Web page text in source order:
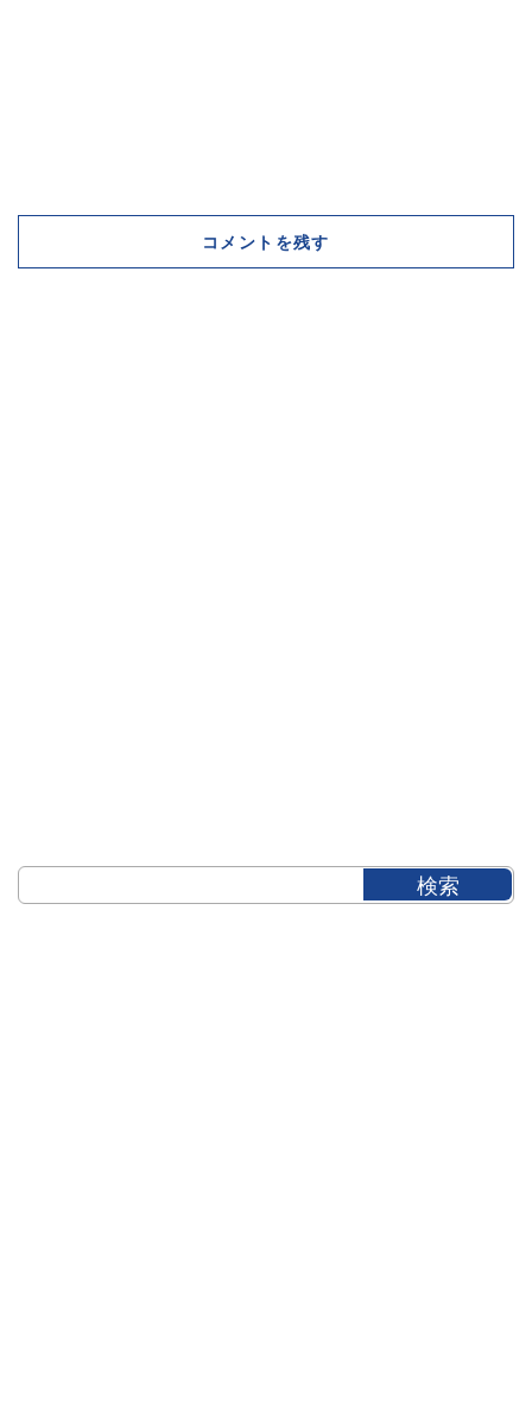
コメントを残す